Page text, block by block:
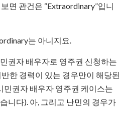
면 관건은 “Extraordinary”입니
는 아니지요.
권자 배우자로 영주권 신청하는
한 경력이 있는 경우만이 해당된
민권자 배우자 영주권 케이스는
니다). 아, 그리고 난민의 경우가